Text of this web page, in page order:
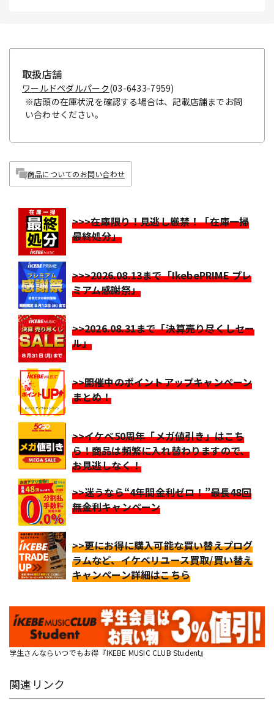
取扱店舗
ワールドペダルパーク(03-6433-7959)
※店頭の在庫状況を確認する場合は、記載店舗までお問
い合わせください。
商品についてのお問い合わせ
>>>在庫限り！見逃し厳禁！「在庫一掃
最終処分」
>>>2026.08.13まで「IkebePRIME プレ
ミアム感謝祭」
>>2026.08.31まで「決算売り尽くしセー
ル」
>>開催中のポイントアップキャンペーン
まとめ！
>>イケベ50周年「メガ値引き」はこち
ら！商品は頻繁に入れ替わりますので、
お見逃しなく！
>>迷うなら“4年間金利ゼロ！”最長48回
無金利キャンペーン
>>更にお得に購入可能な買い替えプログ
ラムなど、イケベリユース買取/買い替え
キャンペーン詳細はこちら
学生さんならいつでもお得『IKEBE MUSIC CLUB Student』
関連リンク